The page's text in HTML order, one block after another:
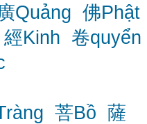
Quảng 佛Phật
經Kinh 卷quyển
菩Bồ 薩